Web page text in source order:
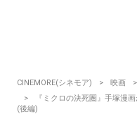
CINEMORE(シネモア) 映画
『ミクロの決死圏』手塚漫
(後編)